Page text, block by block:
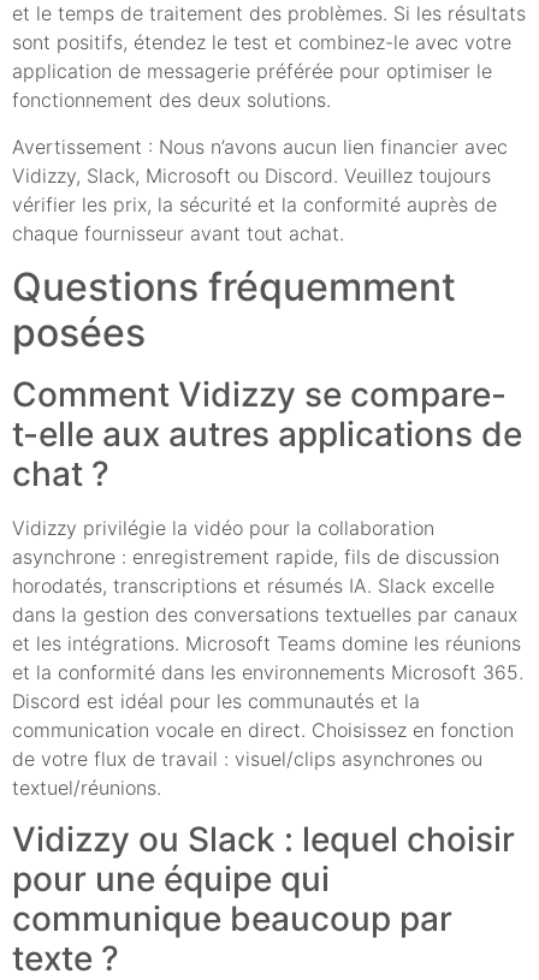
et le temps de traitement des problèmes. Si les résultats
sont positifs, étendez le test et combinez-le avec votre
application de messagerie préférée pour optimiser le
fonctionnement des deux solutions.
Avertissement : Nous n’avons aucun lien financier avec
Vidizzy, Slack, Microsoft ou Discord. Veuillez toujours
vérifier les prix, la sécurité et la conformité auprès de
chaque fournisseur avant tout achat.
Questions fréquemment
posées
Comment Vidizzy se compare-
t-elle aux autres applications de
chat ?
Vidizzy privilégie la vidéo pour la collaboration
asynchrone : enregistrement rapide, fils de discussion
horodatés, transcriptions et résumés IA. Slack excelle
dans la gestion des conversations textuelles par canaux
et les intégrations. Microsoft Teams domine les réunions
et la conformité dans les environnements Microsoft 365.
Discord est idéal pour les communautés et la
communication vocale en direct. Choisissez en fonction
de votre flux de travail : visuel/clips asynchrones ou
textuel/réunions.
Vidizzy ou Slack : lequel choisir
pour une équipe qui
communique beaucoup par
texte ?